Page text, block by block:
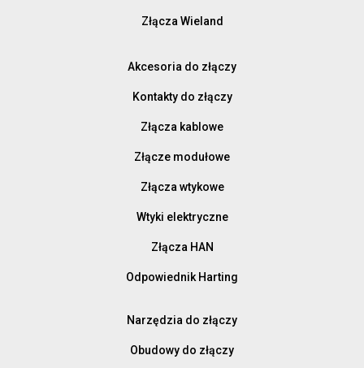
Złącza Wieland
Akcesoria do złączy
Kontakty do złączy
Złącza kablowe
Złącze modułowe
Złącza wtykowe
Wtyki elektryczne
Złącza HAN
Odpowiednik Harting
Narzędzia do złączy
Obudowy do złączy